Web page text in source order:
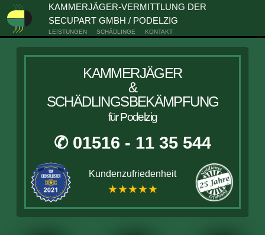
KAMMERJÄGER-VERMITTLUNG DER
SECUPART GMBH / PODELZIG
LEISTUNGEN SCHÄDLINGE KONTAKT
KAMMERJÄGER
&
SCHÄDLINGSBEKÄMPFUNG
für Podelzig
✆ 01516 - 11 35 544
Kundenzufriedenheit
★★★★★